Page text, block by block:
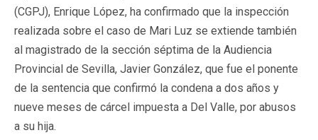
(CGPJ), Enrique López, ha confirmado que la inspección
realizada sobre el caso de Mari Luz se extiende también
al magistrado de la sección séptima de la Audiencia
Provincial de Sevilla, Javier González, que fue el ponente
de la sentencia que confirmó la condena a dos años y
nueve meses de cárcel impuesta a Del Valle, por abusos
a su hija.